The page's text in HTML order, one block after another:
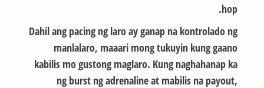
hop.
Dahil ang pacing ng laro ay ganap na kontrolado ng
manlalaro, maaari mong tukuyin kung gaano
kabilis mo gustong maglaro. Kung naghahanap ka
ng burst ng adrenaline at mabilis na payout,